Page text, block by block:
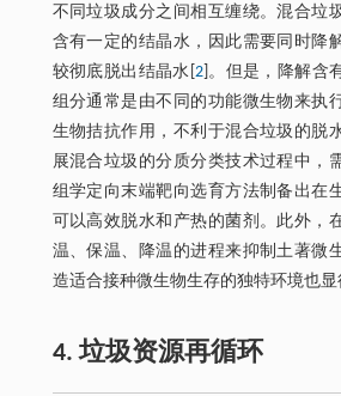
不同垃圾成分之间相互缠绕。混合垃
含有一定的结晶水，因此需要同时降
较彻底脱出结晶水[ 2]。但是，降解含
组分通常是由不同的功能微生物来执
生物拮抗作用，不利于混合垃圾的脱
展混合垃圾的分质分类技术过程中，
组学定向末端靶向选育方法制备出在
可以高效脱水和产热的菌剂。此外，
温、保温、降温的进程来抑制土著微
造适合接种微生物生存的独特环境也显
4. 垃圾资源再循环